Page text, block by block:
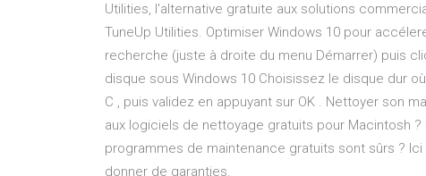
Utilities, l'alternative gratuite aux solutions
TuneUp Utilities. Optimiser Windows 10 pour
recherche (juste à droite du menu Démarrer) puis
disque sous Windows 10 Choisissez le disque dur
C , puis validez en appuyant sur OK . Nettoyer son
aux logiciels de nettoyage gratuits pour Macintosh
programmes de maintenance gratuits sont sûrs ?
donner de garanties.